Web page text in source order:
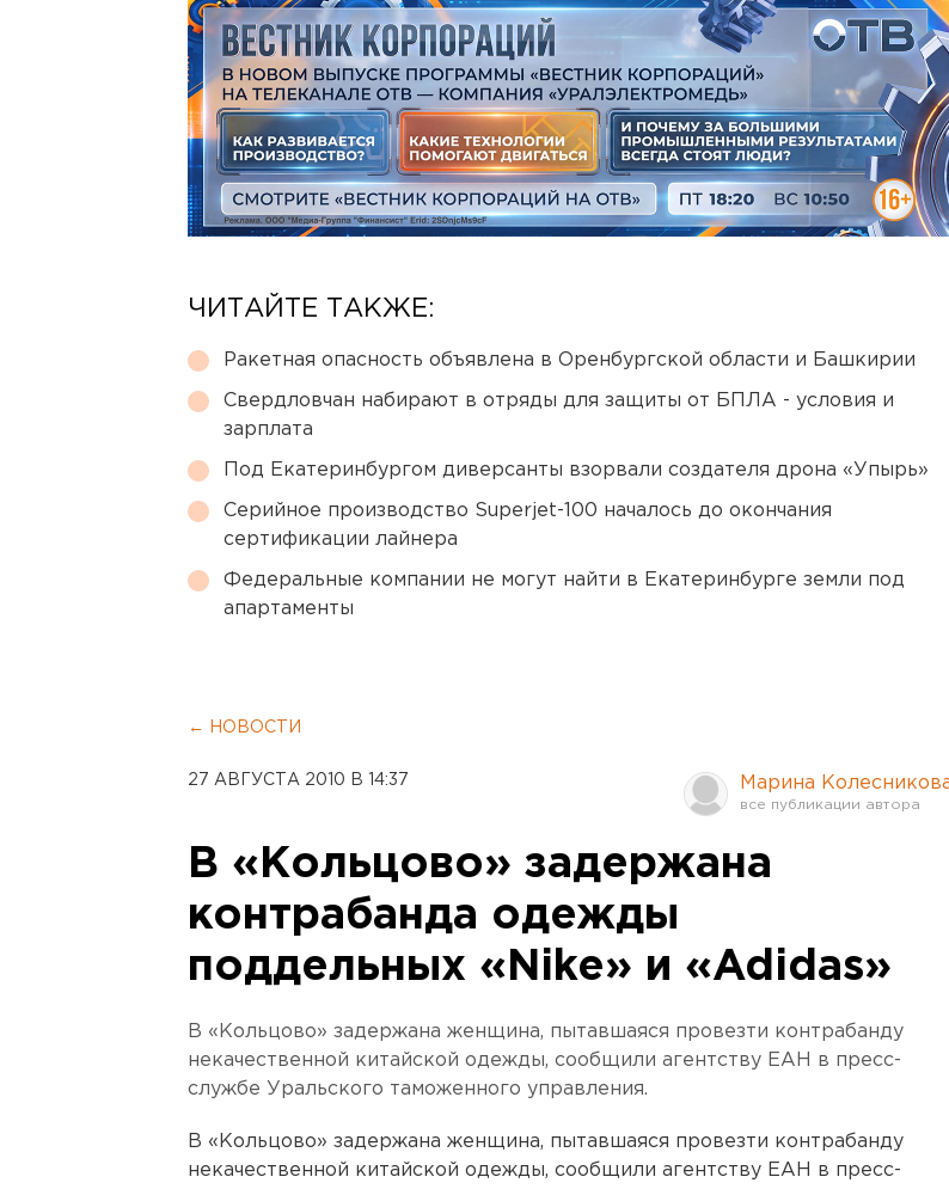
ЧИТАЙТЕ ТАКЖЕ:
Ракетная опасность объявлена в Оренбургской области и Башкирии
Свердловчан набирают в отряды для защиты от БПЛА - условия и
зарплата
Под Екатеринбургом диверсанты взорвали создателя дрона «Упырь»
Серийное производство Superjet-100 началось до окончания
сертификации лайнера
Федеральные компании не могут найти в Екатеринбурге земли под
апартаменты
← НОВОСТИ
27 АВГУСТА 2010 В 14:37 Марина
В «Кольцово» задержана
контрабанда одежды
поддельных «Nike» и «Adidas»
В «Кольцово» задержана женщина, пытавшаяся провезти контрабанду
некачественной китайской одежды, сообщили агентству ЕАН в пресс-
службе Уральского таможенного управления.
В «Кольцово» задержана женщина, пытавшаяся провезти контрабанду
некачественной китайской одежды, сообщили агентству ЕАН в пресс-